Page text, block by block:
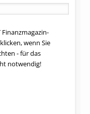
wenn Sie
- für das
notwendig!